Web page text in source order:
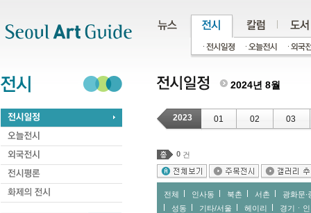
2024년 8월
2023 01 02 03
0 건
전체 인사동 북촌 서촌
광화문∙
성동
기타/서울 헤이리 경기ㆍ